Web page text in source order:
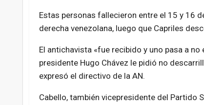
Estas personas fallecieron entre el 15 y 16
derecha venezolana, luego que Capriles
El antichavista «fue recibido y uno pasa a
presidente Hugo Chávez le pidió no
expresó el directivo de la AN.
Cabello, también vicepresidente del Partido